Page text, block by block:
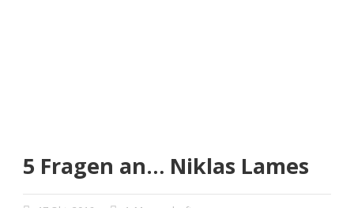
5 Fragen an… Niklas Lames